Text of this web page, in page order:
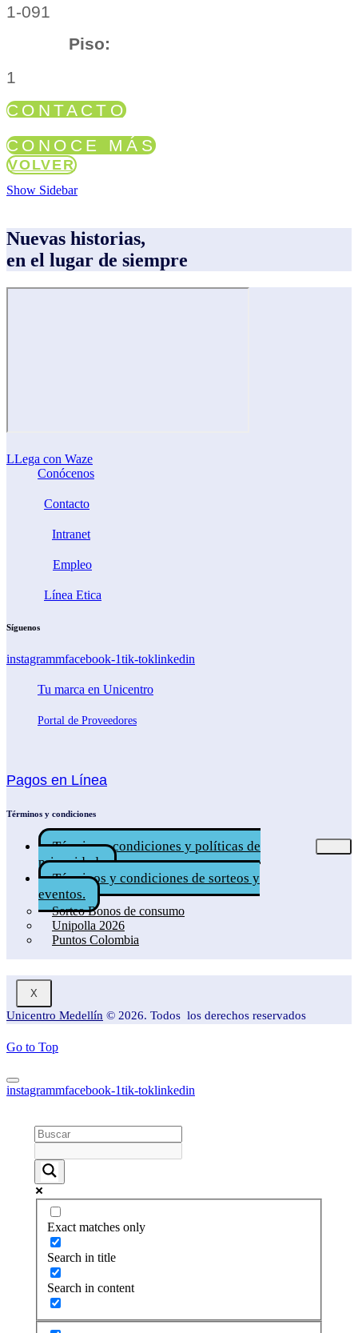
1-091
Piso:
1
CONTACTO
CONOCE MÁS
VOLVER
Show Sidebar
Nuevas historias,
en el lugar de siempre
LLega con Waze
Conócenos
Contacto
Intranet
Empleo
Línea Etica
Síguenos
instagrammfacebook-1tik-toklinkedin
Tu marca en Unicentro
Portal de Proveedores
Pagos en Línea
Términos y condiciones
Términos, condiciones y políticas de
privacidad.
Términos y condiciones de sorteos y
eventos.
Sorteo Bonos de consumo
Unipolla 2026
Puntos Colombia
X
Unicentro Medellín © 2026. Todos los derechos reservados
Go to Top
instagrammfacebook-1tik-toklinkedin
Exact matches only
Search in title
Search in content